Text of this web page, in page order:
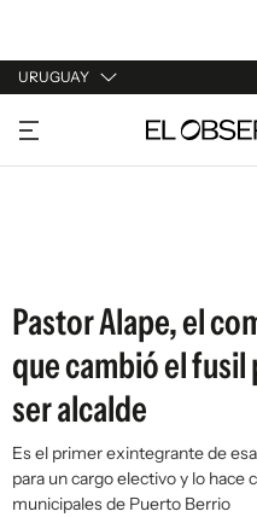
URUGUAY
URUGUAY
ARGENTINA
Pastor Alape, el
que cambió el fusil
ser alcalde
Es el primer exintegrante de
para un cargo electivo y lo hace
municipales de Puerto Berrio